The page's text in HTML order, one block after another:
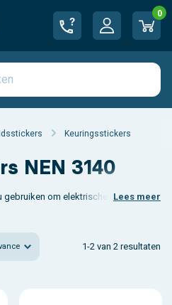
0
Keuringsstickers
NEN 3140
gebruiken om elektrische installaties en
Lees meer
1-2 van 2 resultaten